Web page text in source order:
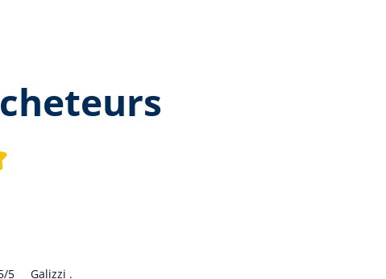
Note moyenne de 5 sur 5 étoiles
5 Galizzi .